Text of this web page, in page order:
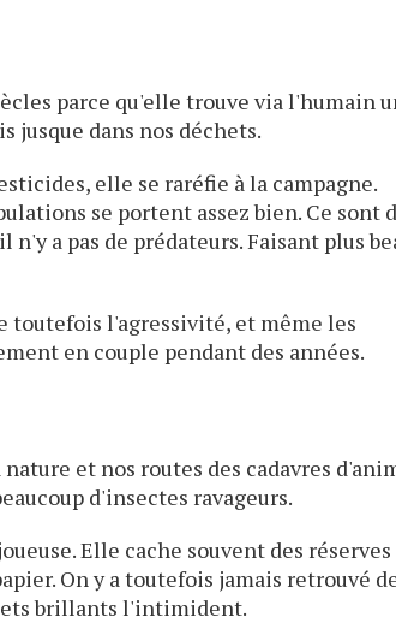
parce qu'elle trouve via l'humain
jusque dans nos déchets.
elle se raréfie à la campagne.
se portent assez bien. Ce sont
a pas de prédateurs. Faisant plus
toutefois l'agressivité, et même les
en couple pendant des années.
et nos routes des cadavres
d'insectes ravageurs.
Elle cache souvent des réserves
On y a toutefois jamais retrouvé
brillants l'intimident.